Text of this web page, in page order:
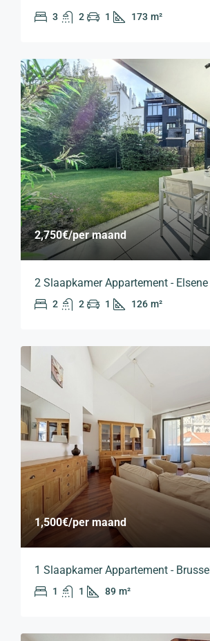
3 2 1 173 m²
2,750€/per maand
2 Slaapkamer Appartement - Elsene
2 2 1 126 m²
1,500€/per maand
1 Slaapkamer Appartement - Brussel
1 1 89 m²